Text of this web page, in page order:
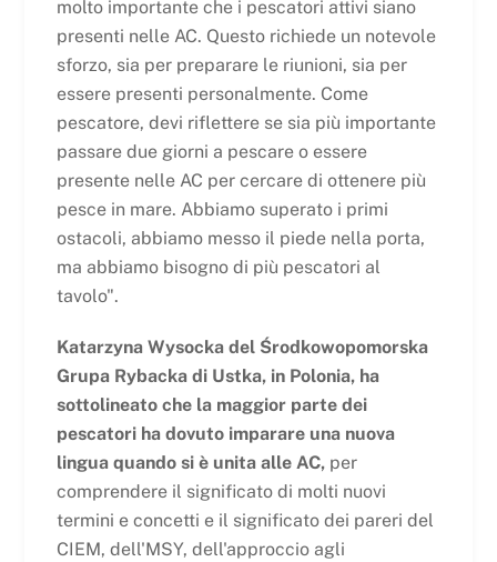
molto importante che i pescatori attivi siano
presenti nelle AC. Questo richiede un notevole
sforzo, sia per preparare le riunioni, sia per
essere presenti personalmente. Come
pescatore, devi riflettere se sia più importante
passare due giorni a pescare o essere
presente nelle AC per cercare di ottenere più
pesce in mare. Abbiamo superato i primi
ostacoli, abbiamo messo il piede nella porta,
ma abbiamo bisogno di più pescatori al
tavolo".
Katarzyna Wysocka del Środkowopomorska
Grupa Rybacka di Ustka, in Polonia, ha
sottolineato che la maggior parte dei
pescatori ha dovuto imparare una nuova
lingua quando si è unita alle AC,per
comprendere il significato di molti nuovi
termini e concetti e il significato dei pareri del
CIEM, dell'MSY, dell'approccio agli